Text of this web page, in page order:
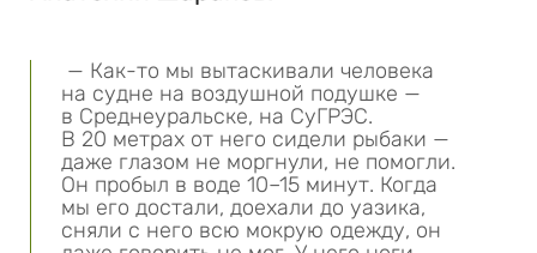
— Как-то мы вытаскивали человека
на судне на воздушной подушке —
в Среднеуральске, на СуГРЭС.
В 20 метрах от него сидели рыбаки —
даже глазом не моргнули, не помогли.
Он пробыл в воде 10–15 минут. Когда
мы его достали, доехали до уазика,
сняли с него всю мокрую одежду, он